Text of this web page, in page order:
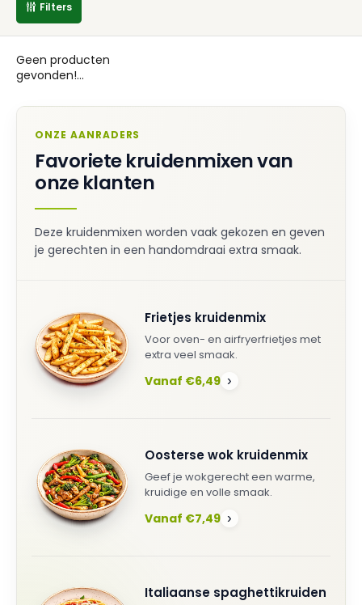
Filters
Geen producten
gevonden!...
ONZE AANRADERS
Favoriete kruidenmixen van
onze klanten
Deze kruidenmixen worden vaak gekozen en geven
je gerechten in een handomdraai extra smaak.
Frietjes kruidenmix
Voor oven- en airfryerfrietjes met
extra veel smaak.
Vanaf €6,49 ›
Oosterse wok kruidenmix
Geef je wokgerecht een warme,
kruidige en volle smaak.
Vanaf €7,49 ›
Italiaanse spaghettikruiden